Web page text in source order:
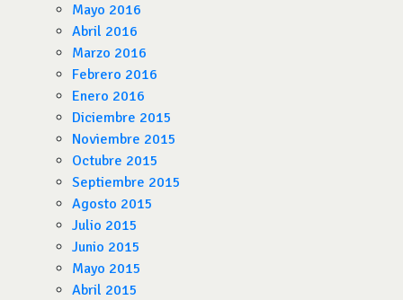
Mayo 2016
Abril 2016
Marzo 2016
Febrero 2016
Enero 2016
Diciembre 2015
Noviembre 2015
Octubre 2015
Septiembre 2015
Agosto 2015
Julio 2015
Junio 2015
Mayo 2015
Abril 2015